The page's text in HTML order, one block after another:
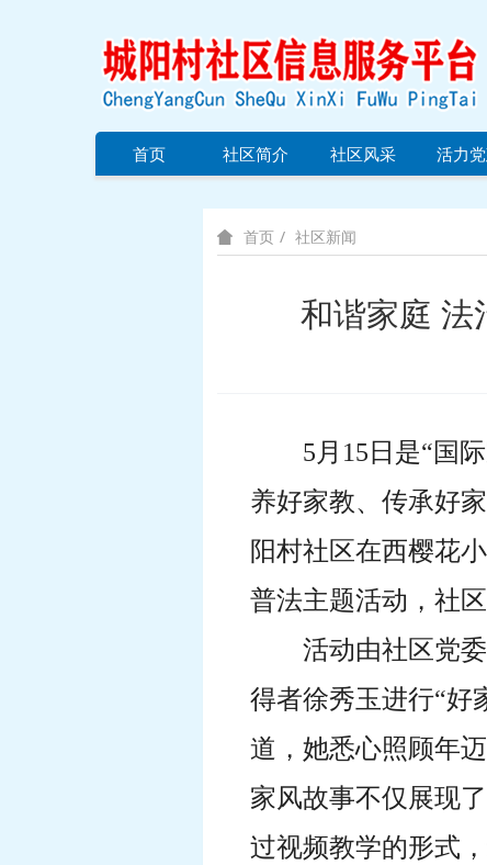
首页 社区简介 社区风采 活力
首页 社区新闻
和谐家庭 法
5 月 15 日是“国
养好家教、传承好
阳村社区在西樱花
普法主题活动 ，社区
活动由社区党
得者徐秀玉进行“好
道，她悉心照顾年
家风故事不仅展现
过视频教学的形式